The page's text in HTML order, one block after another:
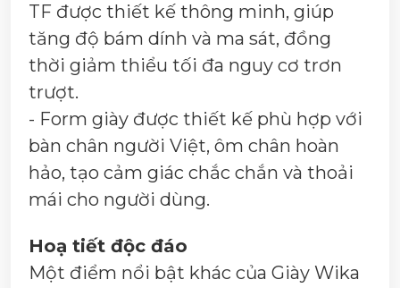
TF được thiết kế thông minh, giúp
tăng độ bám dính và ma sát, đồng
thời giảm thiểu tối đa nguy cơ trơn
trượt.
- Form giày được thiết kế phù hợp với
bàn chân người Việt, ôm chân hoàn
hảo, tạo cảm giác chắc chắn và thoải
mái cho người dùng.
Hoạ tiết độc đáo
Một điểm nổi bật khác của Giày Wika